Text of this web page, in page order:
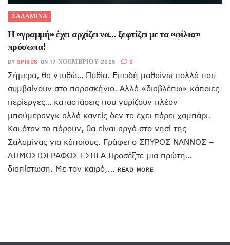
ΣΑΛΑΜΙΝΑ
Η «γραμμή» έχει αρχίζει να… ξεφτίζει με τα «φίλια»
πρόσωπα!
BY SPIROS ON 17 ΝΟΕΜΒΡΊΟΥ 2025 0
Σήμερα, θα ντυθώ… Πυθία. Επειδή μαθαίνω πολλά που
συμβαίνουν στο παρασκήνιο. Αλλά «διαβλέπω» κάποιες
περίεργες… καταστάσεις που γυρίζουν πλέον
μπούμερανγκ αλλά κανείς δεν το έχει πάρει χαμπάρι.
Και όταν το πάρουν, θα είναι αργά στο νησί της
Σαλαμίνας για κάποιους. Γράφει ο ΣΠΥΡΟΣ ΝΑΝΝΟΣ –
ΔΗΜΟΣΙΟΓΡΑΦΟΣ ΕΣΗΕΑ Προσέξτε μια πρώτη…
διαπίστωση. Με τον καιρό,... READ MORE